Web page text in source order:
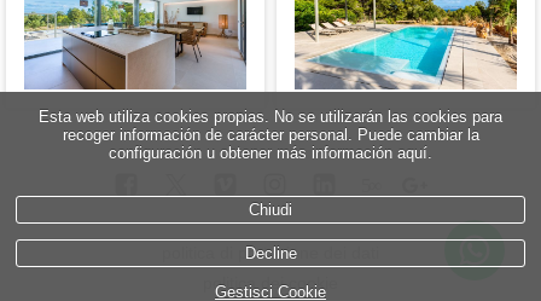
politica di protezione dei dati
politica dei cookie
Esta web utiliza cookies propias. No se utilizarán las cookies para
recoger información de carácter personal. Puede cambiar la
configuración u obtener más información aquí.
Chiudi
Decline
Gestisci Cookie